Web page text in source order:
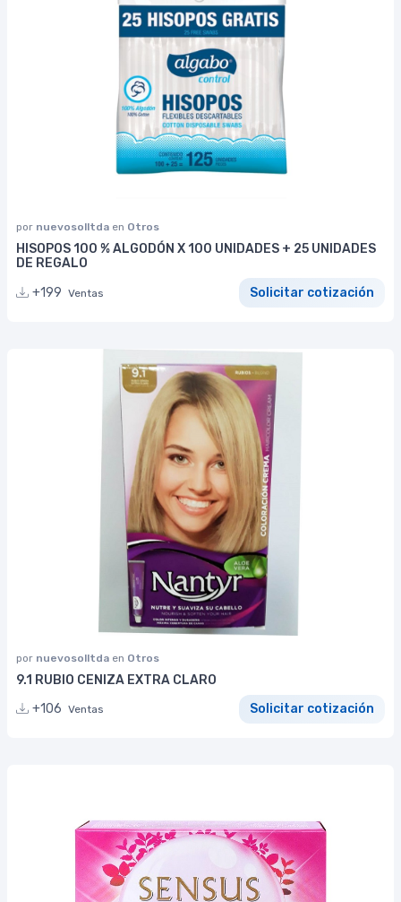
por nuevosolltda en Otros
HISOPOS 100 % ALGODÓN X 100 UNIDADES + 25 UNIDADES
DE REGALO
+199 Ventas Solicitar cotización
por nuevosolltda en Otros
9.1 RUBIO CENIZA EXTRA CLARO
+106 Ventas Solicitar cotización